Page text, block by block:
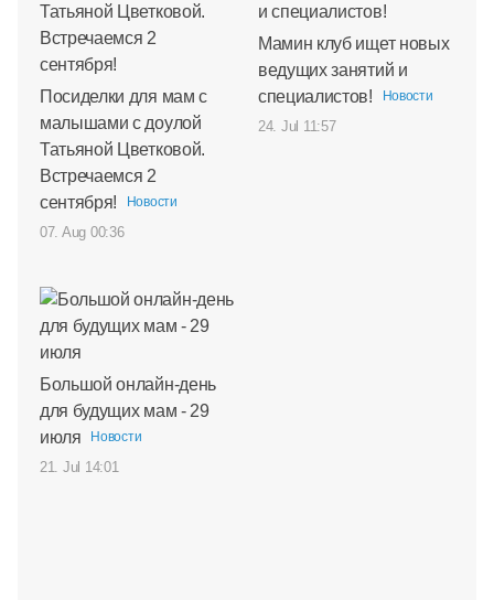
Посиделки для мам с
малышами с доулой
Татьяной Цветковой.
Встречаемся 2
сентября!
Новости
07. Aug 00:36
Мамин клуб ищет новых
ведущих занятий и
специалистов!
Новости
24. Jul 11:57
Большой онлайн-день
для будущих мам - 29
июля
Новости
21. Jul 14:01